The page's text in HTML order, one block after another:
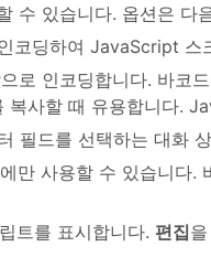
수 있습니다. 옵션은 다
코딩하여 JavaScript 스
로 인코딩합니다. 바코
복사할 때 유용합니다.
필드를 선택하는 대화
만 사용할 수 있습니다.
트를 표시합니다. 편집